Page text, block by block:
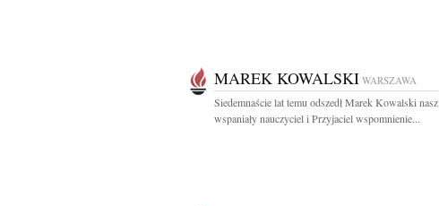
MAREK KOWALSKI WARSZAWA
Siedemnaście lat temu odszedł Marek Kowalski nasz
wspaniały nauczyciel i Przyjaciel wspomnienie...